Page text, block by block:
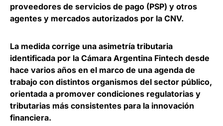
proveedores de servicios de pago (PSP) y otros
agentes y mercados autorizados por la CNV.
La medida corrige una asimetría tributaria
identificada por la Cámara Argentina Fintech desde
hace varios años en el marco de una agenda de
trabajo con distintos organismos del sector público,
orientada a promover condiciones regulatorias y
tributarias más consistentes para la innovación
financiera.